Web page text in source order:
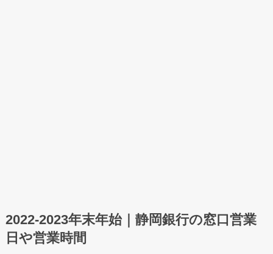
2022-2023年末年始｜静岡銀行の窓口営業
日や営業時間